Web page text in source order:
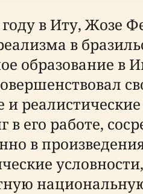
году в Иту, Жозе
в
образование в
и
в его работе,
в